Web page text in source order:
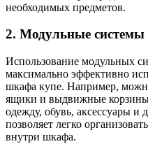
необходимых предметов.
2. Модульные системы
Использование модульных
максимально эффективно
шкафа купе. Например,
ящики и выдвижные
одежду, обувь, аксессуары и
позволяет легко
внутри шкафа.